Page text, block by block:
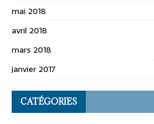
mai 2018
avril 2018
mars 2018
janvier 2017
CATÉGORIES